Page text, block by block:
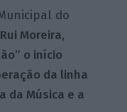
do
Rui Moreira,
o início
da linha
da Música e a